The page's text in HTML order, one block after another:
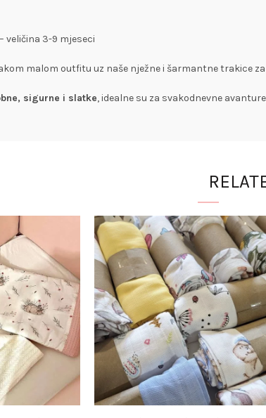
veličina 3-9 mjeseci
malom outfitu uz naše nježne i šarmantne trakice za
sigurne i slatke, idealne su za svakodnevne